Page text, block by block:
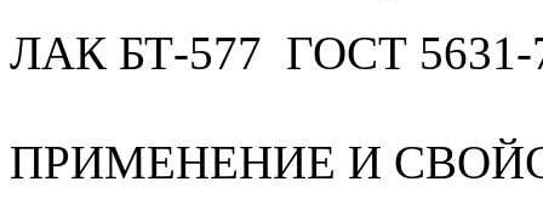
ЛАК БТ-577 ГОСТ 5631-
ПРИМЕНЕНИЕ И